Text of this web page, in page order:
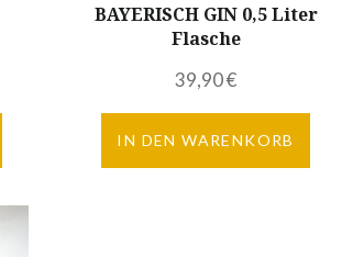
BAYERISCH GIN 0,5 Liter
Flasche
39,90€
IN DEN WARENKORB